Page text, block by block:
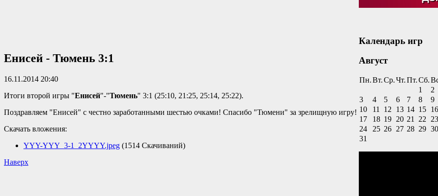
Енисей - Тюмень 3:1
16.11.2014 20:40
Итоги второй игры "Енисей"-"Тюмень" 3:1 (25:10, 21:25, 25:14, 25:22).
Поздравляем "Енисей" с честно заработанными шестью очками! Спасибо "Тюмени" за зрелищную игру!
Скачать вложения:
YYY-YYY_3-1_2YYYY.jpeg (1514 Скачиваний)
Наверх
Календарь игр
Август
Пн.Вт.Ср.Чт.Пт.Сб.
1
2
3
4 5 6 7 8
9
10
11 12 13 14 15 16
17
18 19 20 21 22
23
24
25 26 27 28 29 30
31